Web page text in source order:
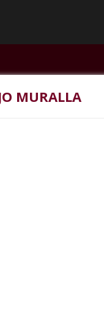
MURALLA